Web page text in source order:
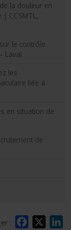
la douleur en
| CCSMTL,
le contrôle
Laval
les
liée à
en situation de
de
: Facebook